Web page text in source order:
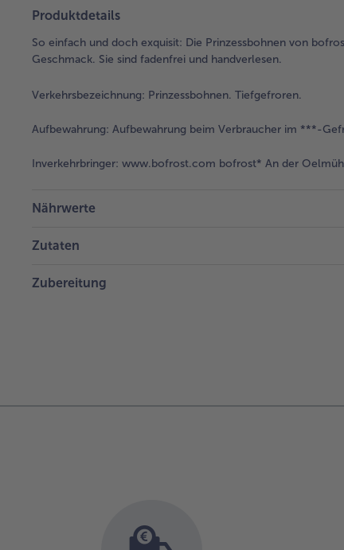
Produktdetails
So einfach und doch exquisit: Die Prinzessbohnen von
Geschmack. Sie sind fadenfrei und handverlesen.
Verkehrsbezeichnung: Prinzessbohnen. Tiefgefroren.
Aufbewahrung: Aufbewahrung beim Verbraucher im ***-
Inverkehrbringer: www.bofrost.com bofrost* An der
Nährwerte
Zutaten
Zubereitung